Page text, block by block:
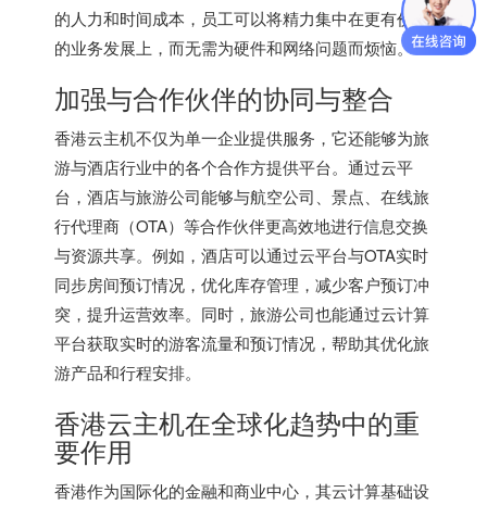
的人力和时间成本，员工可以将精力集中在更有价值
的业务发展上，而无需为硬件和网络问题而烦恼。
加强与合作伙伴的协同与整合
香港云主机不仅为单一企业提供服务，它还能够为旅
游与酒店行业中的各个合作方提供平台。通过云平
台，酒店与旅游公司能够与航空公司、景点、在线旅
行代理商（OTA）等合作伙伴更高效地进行信息交换
与资源共享。例如，酒店可以通过云平台与OTA实时
同步房间预订情况，优化库存管理，减少客户预订冲
突，提升运营效率。同时，旅游公司也能通过云计算
平台获取实时的游客流量和预订情况，帮助其优化旅
游产品和行程安排。
香港云主机在全球化趋势中的重
要作用
香港作为国际化的金融和商业中心，其云计算基础设